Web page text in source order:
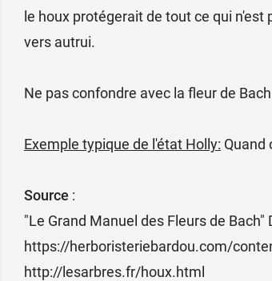
le houx protégerait de tout ce qui
vers autrui.
Ne pas confondre avec la fleur de Bach
Exemple typique de l'état Holly: Quand
Source :
"Le Grand Manuel des Fleurs de
https://herboristeriebardou.com/
http://lesarbres.fr/houx.html